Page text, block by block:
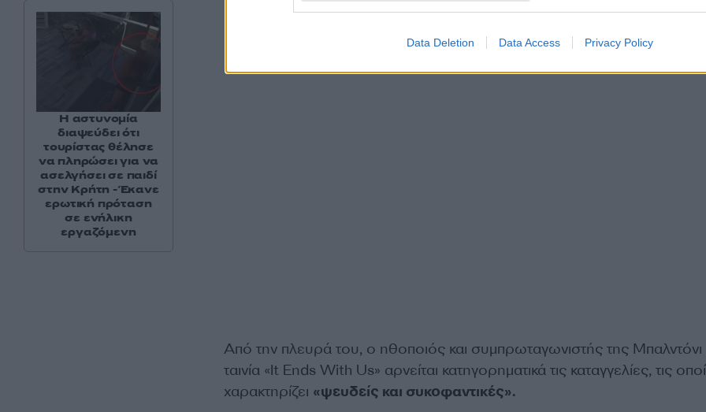
Data Deletion Data Access Privacy Policy
Από την πλευρά του, ο ηθοποιός και συμπρωταγωνιστής της Μπαλντόνι
ταινία «It Ends With Us» αρνείται κατηγορηματικά τις καταγγελίες, τις
χαρακτηρίζει «ψευδείς και συκοφαντικές».
Η αστυνομία
διαψεύδει ότι
τουρίστας θέλησε
να πληρώσει για να
ασελγήσει σε παιδί
στην Κρήτη - Έκανε
ερωτική πρόταση
σε ενήλικη
εργαζόμενη